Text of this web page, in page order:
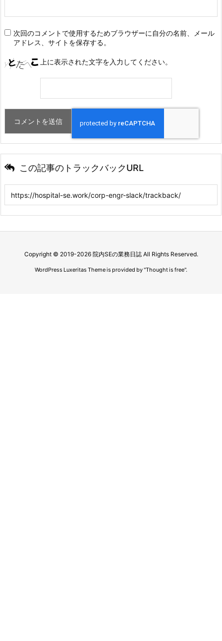
次回のコメントで使用するためブラウザーに自分の名前、メール
アドレス、サイトを保存する。
上に表示された文字を入力してください。
この記事のトラックバックURL
Copyright © 2019-2026 院内SEの業務日誌All Rights Reserved.
WordPress Luxeritas Theme is provided by "Thought is free".